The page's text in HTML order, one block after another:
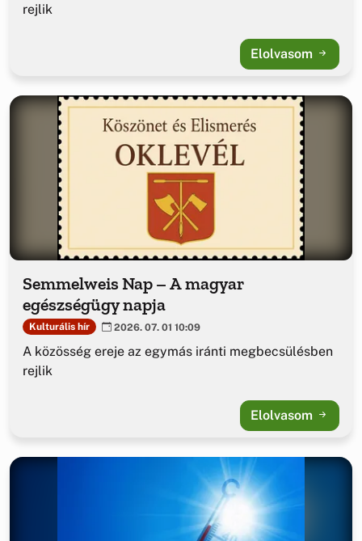
rejlik
Elolvasom
Semmelweis Nap – A magyar
egészségügy napja
Kulturális hír 2026. 07. 01 10:09
A közösség ereje az egymás iránti megbecsülésben
rejlik
Elolvasom